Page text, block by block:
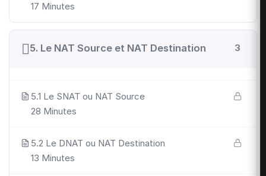
17 Minutes
5. Le NAT Source et NAT Destination 3
5.1 Le SNAT ou NAT Source
28 Minutes
5.2 Le DNAT ou NAT Destination
13 Minutes